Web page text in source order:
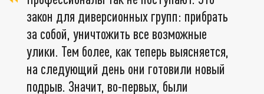
закон для диверсионных групп: прибрать
за собой, уничтожить все возможные
улики. Тем более, как теперь выясняется,
на следующий день они готовили новый
подрыв. Значит, во-первых, были